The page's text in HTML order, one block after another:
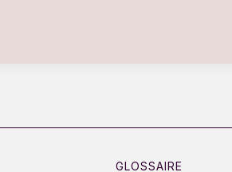
GLOSSAIRE